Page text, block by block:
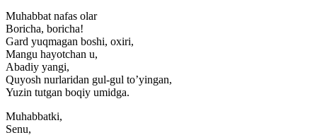
Muhabbat nafas olar
Boricha, boricha!
Gard yuqmagan boshi, oxiri,
Mangu hayotchan u,
Abadiy yangi,
Quyosh nurlaridan gul-gul to’yingan,
Yuzin tutgan boqiy umidga.
Muhabbatki,
Senu,